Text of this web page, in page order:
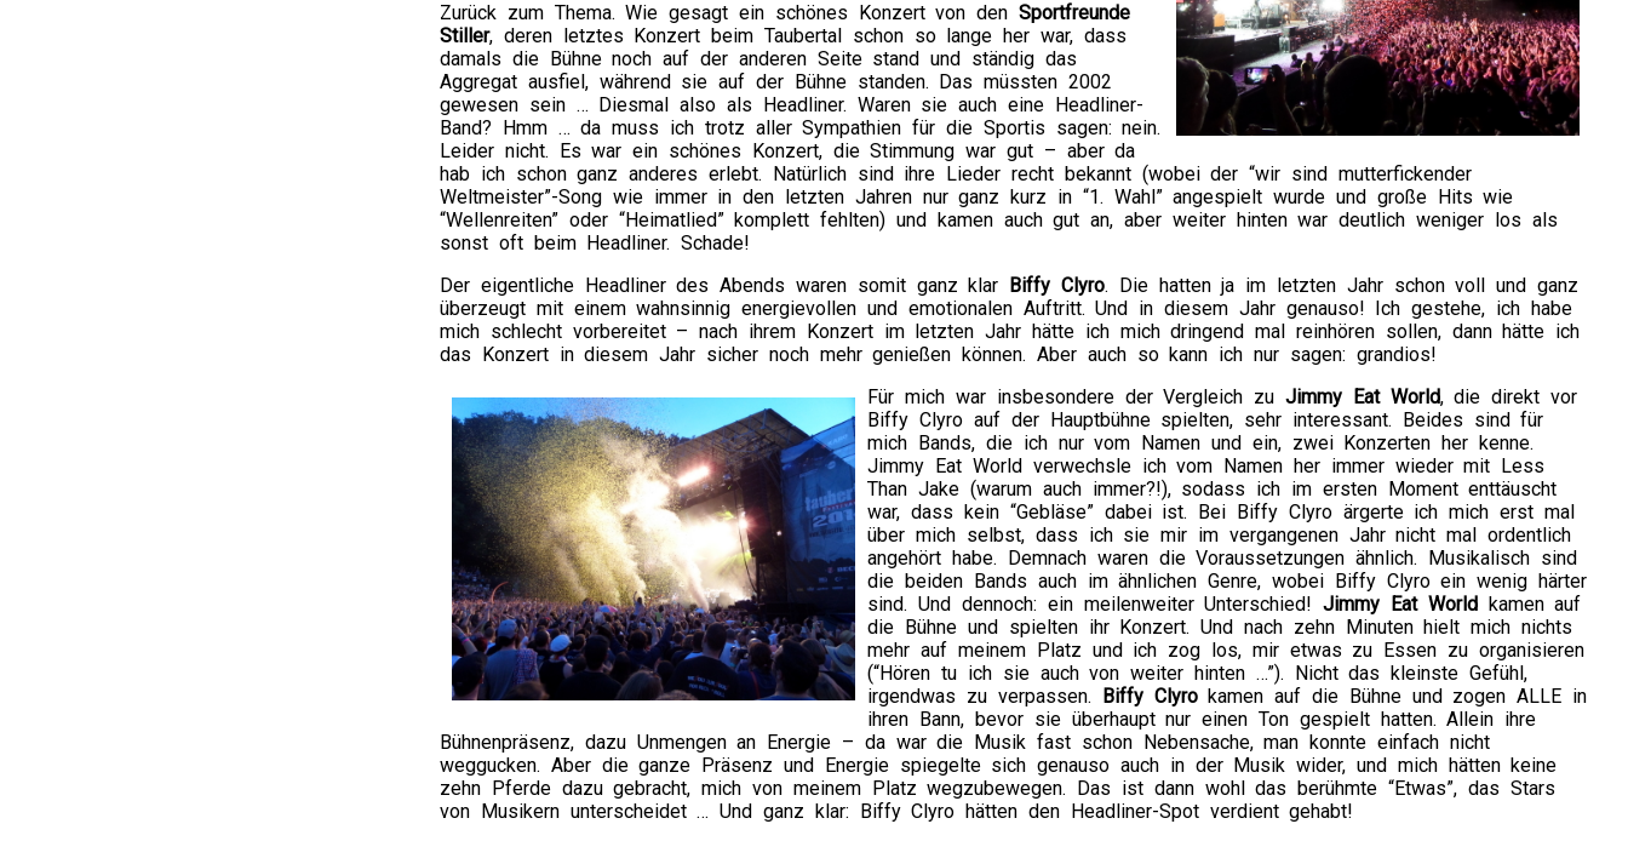
Zurück zum Thema. Wie gesagt ein schönes Konzert von den Sportfreunde
Stiller, deren letztes Konzert beim Taubertal schon so lange her war, dass
damals die Bühne noch auf der anderen Seite stand und ständig das
Aggregat ausfiel, während sie auf der Bühne standen. Das müssten 2002
gewesen sein … Diesmal also als Headliner. Waren sie auch eine Headliner-
Band? Hmm … da muss ich trotz aller Sympathien für die Sportis sagen: nein.
Leider nicht. Es war ein schönes Konzert, die Stimmung war gut – aber da
hab ich schon ganz anderes erlebt. Natürlich sind ihre Lieder recht bekannt (wobei der “wir sind mutterfickender
Weltmeister”-Song wie immer in den letzten Jahren nur ganz kurz in “1. Wahl” angespielt wurde und große Hits wie
“Wellenreiten” oder “Heimatlied” komplett fehlten) und kamen auch gut an, aber weiter hinten war deutlich weniger los als
sonst oft beim Headliner. Schade!
Der eigentliche Headliner des Abends waren somit ganz klar
Biffy Clyro. Die hatten ja im letzten Jahr schon voll und ganz
überzeugt mit einem wahnsinnig energievollen und emotionalen Auftritt. Und in diesem Jahr genauso! Ich gestehe, ich habe
mich schlecht vorbereitet – nach ihrem Konzert im letzten Jahr hätte ich mich dringend mal reinhören sollen, dann hätte ich
das Konzert in diesem Jahr sicher noch mehr genießen können. Aber auch so kann ich nur sagen: grandios!
Für mich war insbesondere der Vergleich zu Jimmy Eat World, die direkt vor
Biffy Clyro auf der Hauptbühne spielten, sehr interessant. Beides sind für
mich Bands, die ich nur vom Namen und ein, zwei Konzerten her kenne.
Jimmy Eat World verwechsle ich vom Namen her immer wieder mit Less
Than Jake (warum auch immer?!), sodass ich im ersten Moment enttäuscht
war, dass kein “Gebläse” dabei ist. Bei Biffy Clyro ärgerte ich mich erst mal
über mich selbst, dass ich sie mir im vergangenen Jahr nicht mal ordentlich
angehört habe. Demnach waren die Voraussetzungen ähnlich. Musikalisch sind
die beiden Bands auch im ähnlichen Genre, wobei Biffy Clyro ein wenig härter
sind. Und dennoch: ein meilenweiter Unterschied!Jimmy Eat Worldkamen auf
die Bühne und spielten ihr Konzert. Und nach zehn Minuten hielt mich nichts
mehr auf meinem Platz und ich zog los, mir etwas zu Essen zu organisieren
(“Hören tu ich sie auch von weiter hinten …”). Nicht das kleinste Gefühl,
irgendwas zu verpassen.
Biffy Clyrokamen auf die Bühne und zogen ALLE in
ihren Bann, bevor sie überhaupt nur einen Ton gespielt hatten. Allein ihre
Bühnenpräsenz, dazu Unmengen an Energie – da war die Musik fast schon Nebensache, man konnte einfach nicht
weggucken. Aber die ganze Präsenz und Energie spiegelte sich genauso auch in der Musik wider, und mich hätten keine
zehn Pferde dazu gebracht, mich von meinem Platz wegzubewegen. Das ist dann wohl das berühmte “Etwas”, das Stars
von Musikern unterscheidet … Und ganz klar: Biffy Clyro hätten den Headliner-Spot verdient gehabt!